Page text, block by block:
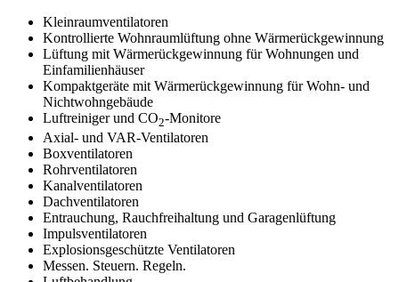
Kleinraumventilatoren
Kontrollierte Wohnraumlüftung ohne Wärmerückgewinnung
Lüftung mit Wärmerückgewinnung für Wohnungen und
Einfamilienhäuser
Kompaktgeräte mit Wärmerückgewinnung für Wohn- und
Nichtwohngebäude
Luftreiniger und CO2-Monitore
Axial- und VAR-Ventilatoren
Boxventilatoren
Rohrventilatoren
Kanalventilatoren
Dachventilatoren
Entrauchung, Rauchfreihaltung und Garagenlüftung
Impulsventilatoren
Explosionsgeschützte Ventilatoren
Messen. Steuern. Regeln.